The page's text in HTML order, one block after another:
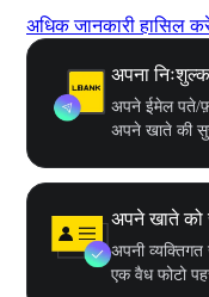
अधिक जानकारी हासिल
अपना
अपने ईमेल पते/
अपने खाते की
अपने खाते को
अपनी
एक वैध फोटो